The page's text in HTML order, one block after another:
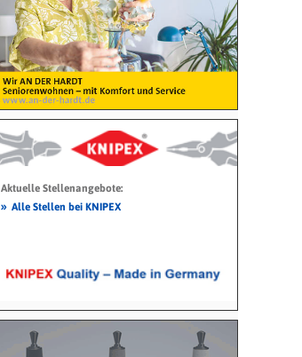
Aktuelle Stellenangebote:
» Alle Stellen bei KNIPEX